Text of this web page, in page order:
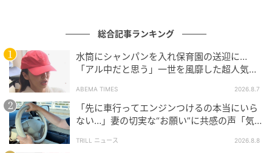
ローズが描かれたモデルも！ ロジェ ヴィヴィ
エからA3サイズ対応の人気トートバッグが復
刻
の記事をもっとみる
総合記事ランキング
水筒にシャンパンを入れ保育園の送迎に…
「アル中だと思う」一世を風靡した超人気タ
ABEMA TIMES 2026.8.7
「先に車行ってエンジンつけるの本当にいら
ない…」妻の切実な“お願い”に共感の声「気
TRILL ニュース 2026.8.8